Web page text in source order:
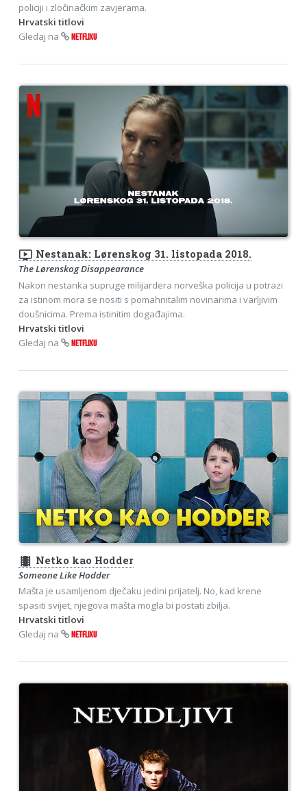
policiji i zločinačkim zavjerama.
Hrvatski titlovi
Gledaj na
NETFLIXU
ondemand_video Nestanak: Lørenskog 31. listopada 2018.
The Lørenskog Disappearance
Nakon nestanka supruge milijardera norveška policija u potrazi
za istinom mora se nositi s pomahnitalim novinarima i varljivim
doušnicima. Prema istinitim događajima.
Hrvatski titlovi
Gledaj na
NETFLIXU
theaters Netko kao Hodder
Someone Like Hodder
Mašta je usamljenom dječaku jedini prijatelj. No, kad krene
spasiti svijet, njegova mašta mogla bi postati zbilja.
Hrvatski titlovi
Gledaj na
NETFLIXU